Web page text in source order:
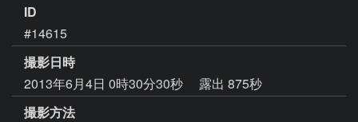
ID
#14615
撮影日時
2013年6月4日 0時30分30秒
露出 875秒
撮影方法